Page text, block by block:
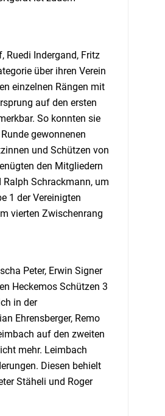
Ruedi Indergand, Fritz
über ihren Verein
einzelnen Rängen mit
auf den ersten
So konnten sie
gewonnenen
und Schützen von
den Mitgliedern
Ralph Schrackmann, um
1 der Vereinigten
vierten Zwischenrang
Peter, Erwin Signer
Heckemos Schützen 3
in der
Ehrensberger, Remo
auf den zweiten
mehr. Leimbach
Diesen behielt
Stäheli und Roger